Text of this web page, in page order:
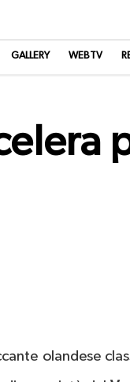
GALLERY WEBTV
olandese